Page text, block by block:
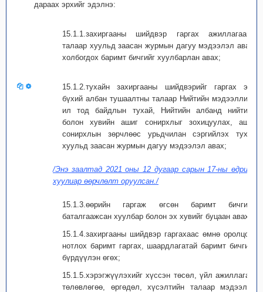
дараах эрхийг эдэлнэ:
15.1.1.захиргааны шийдвэр гаргах ажиллагааны
талаар хуульд заасан журмын дагуу мэдээлэл авах,
холбогдох баримт бичгийг хуулбарлан авах;
15.1.2.тухайн захиргааны шийдвэрийг гаргах эрх
бүхий албан тушаалтны талаар Нийтийн мэдээллийн
ил тод байдлын тухай, Нийтийн албанд нийтийн
болон хувийн ашиг сонирхлыг зохицуулах, ашиг
сонирхлын зөрчлөөс урьдчилан сэргийлэх тухай
хуульд заасан журмын дагуу мэдээлэл авах;
/Энэ заалтад 2021 оны 12 дугаар сарын 17-ны өдрийн
хуулиар өөрчлөлт оруулсан./
15.1.3.өөрийн гаргаж өгсөн баримт бичгийн
баталгаажсан хуулбар болон эх хувийг буцаан авах;
15.1.4.захиргааны шийдвэр гаргахаас өмнө оролцогч
нотлох баримт гаргах, шаардлагатай баримт бичгийг
бүрдүүлэн өгөх;
15.1.5.хэрэгжүүлэхийг хүссэн төсөл, үйл ажиллагаа,
төлөвлөгөө, өргөдөл, хүсэлтийн талаар мэдээлэл